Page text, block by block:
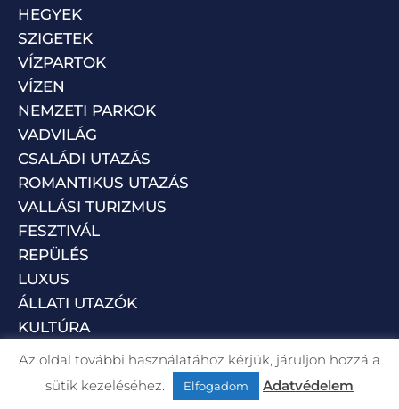
HEGYEK
SZIGETEK
VÍZPARTOK
VÍZEN
NEMZETI PARKOK
VADVILÁG
CSALÁDI UTAZÁS
ROMANTIKUS UTAZÁS
VALLÁSI TURIZMUS
FESZTIVÁL
REPÜLÉS
LUXUS
ÁLLATI UTAZÓK
KULTÚRA
Az oldal további használatához kérjük, járuljon hozzá a
sütik kezeléséhez.
Elfogadom Adatvédelem